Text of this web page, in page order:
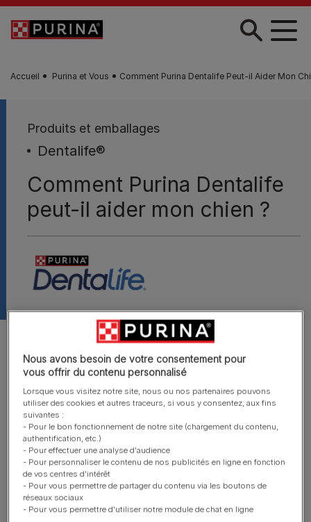
Skip to main content
Accueil Purina et Vous Comment Purina Dentalife Peut-il Aider Mon
Produits et emballages
Dentalife®
Comment Purina Dentalife
peut-il aider mon chien ?
favorise la mastication et un « brossage » physique de la
surface des dents. La combinaison de la texture du
produit, de la forme et de la dimension du bâtonnet à
mâcher permet de nettoyer même les dents difficiles à
atteindre à l'arrière de la mâchoire, qui sont les plus
touchées par la formation du tartre et de la plaque. Dans
le cadre d'une utilisation quotidienne, les tests
® ®
Nous avons besoin de votre consentement pour
vous offrir du contenu personnalisé
Lorsque vous visitez notre site, nous ou nos partenaires pouvons
utiliser des cookies et autres traceurs, si vous y consentez, aux fins
suivantes :
- Pour le bon fonctionnement de notre site (chargement du contenu,
authentification, etc.)
- Pour effectuer une analyse d'audience
- Pour personnaliser le contenu de nos publicités en ligne en fonction
de vos centres d'intérêt
- Pour vous permettre de partager du contenu via les boutons de
réseaux sociaux
- Pour vous permettre d'utiliser notre module de chat en ligne